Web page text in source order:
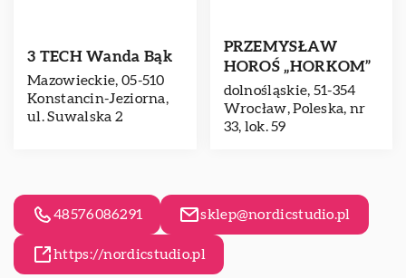
3 TECH Wanda Bąk
Mazowieckie, 05-510
Konstancin-Jeziorna,
ul. Suwalska 2
PRZEMYSŁAW
HOROŚ „HORKOM”
dolnośląskie, 51-354
Wrocław, Poleska, nr
33, lok. 59
48576086291 sklep@nordicstudio.pl
https://nordicstudio.pl